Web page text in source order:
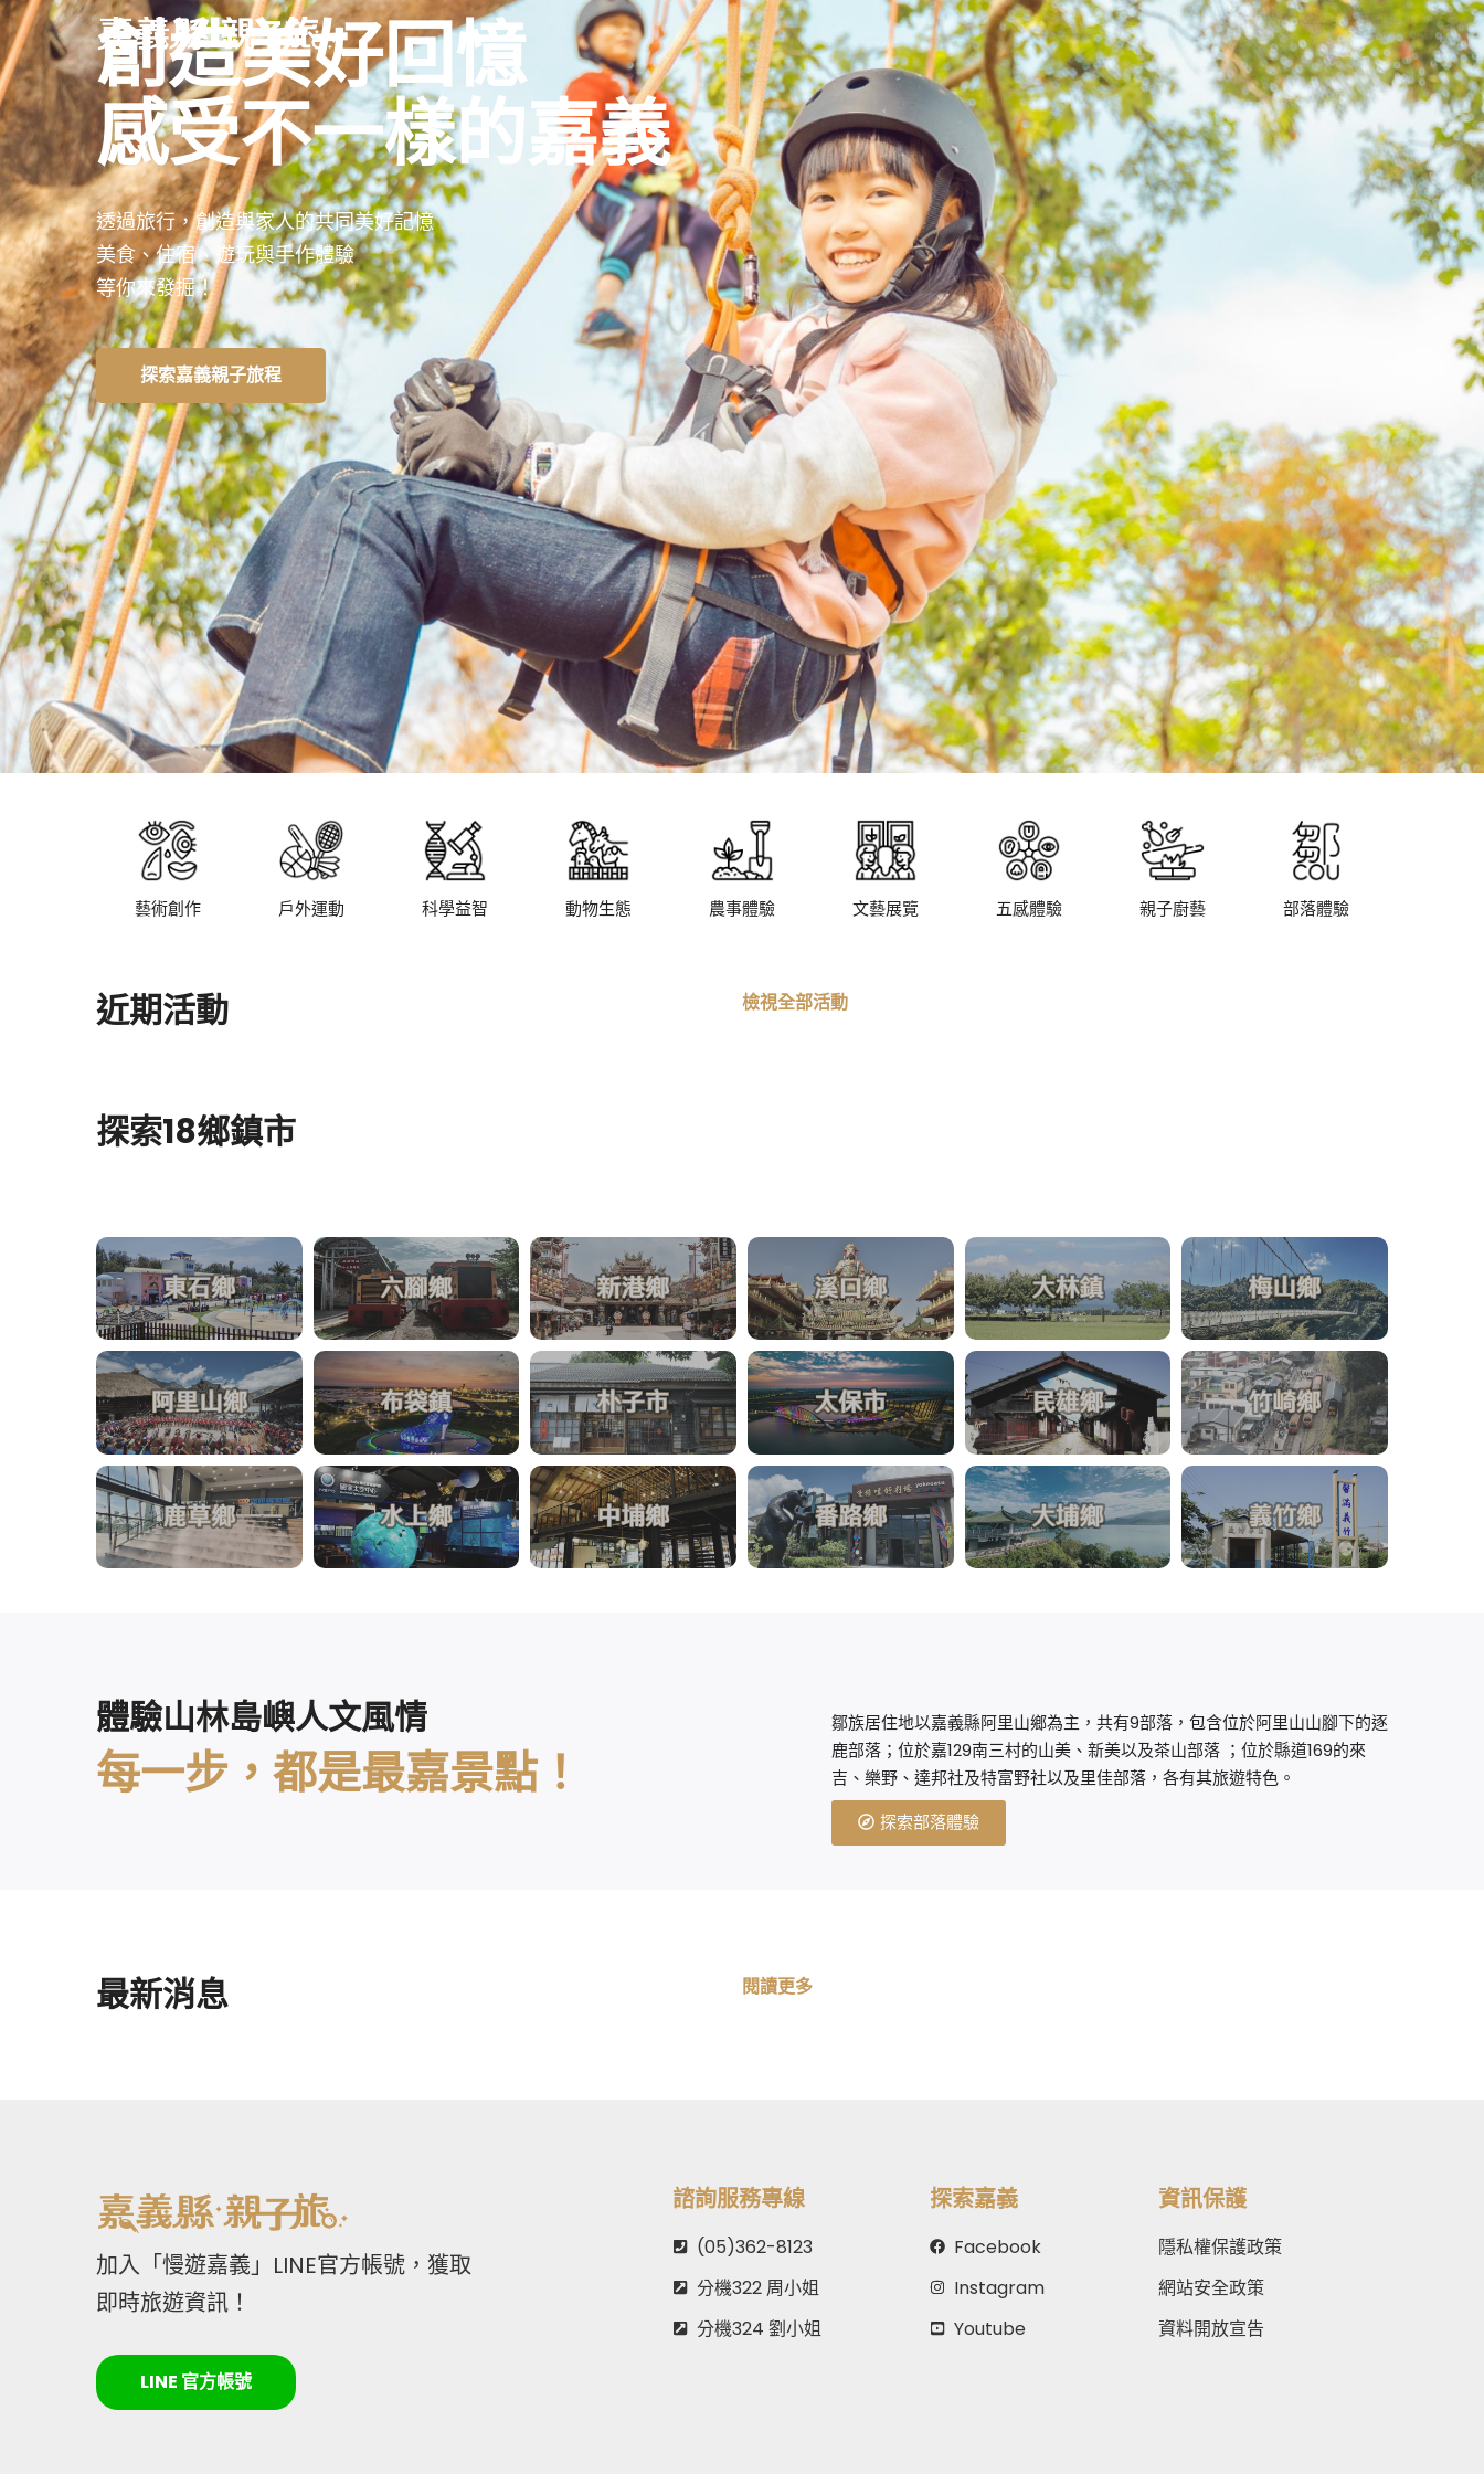
創造美好回憶
感受不一樣的嘉義
透過旅行，創造與家人的共同美好記憶
美食、住宿、遊玩與手作體驗
等你來發掘！
探索嘉義親子旅程
藝術創作 戶外運動 科學益智 動物生態 農事體驗 文藝展覽 五感體驗 親子廚藝 部落體驗
近期活動 檢視全部活動
探索18鄉鎮市
體驗山林島嶼人文風情
每一步，都是最嘉景點！
鄒族居住地以嘉義縣阿里山鄉為主，共有9部落，包含位於阿里山山腳下的逐
鹿部落；位於嘉129南三村的山美、新美以及茶山部落 ；位於縣道169的來
吉、樂野、達邦社及特富野社以及里佳部落，各有其旅遊特色。
探索部落體驗
最新消息 閱讀更多
加入「慢遊嘉義」LINE官方帳號，獲取
即時旅遊資訊！
LINE 官方帳號
諮詢服務專線
(05)362-8123
分機322 周小姐
分機324 劉小姐
探索嘉義
Facebook
Instagram
Youtube
資訊保護
隱私權保護政策
網站安全政策
資料開放宣告